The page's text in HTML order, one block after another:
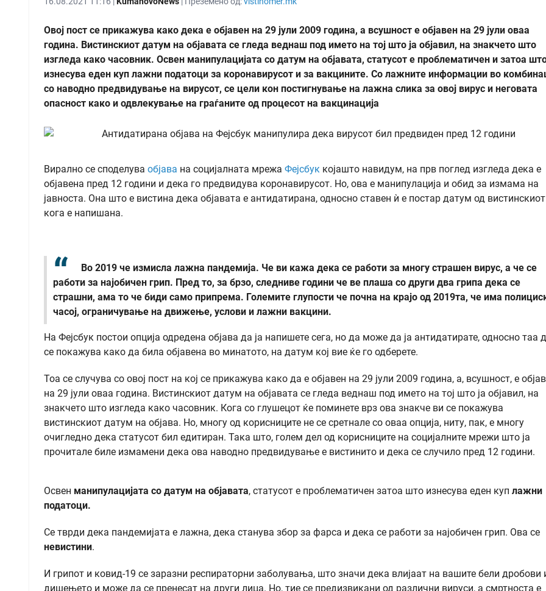
Овој пост се прикажува како дека е објавен на 29 јули 2009 година, а всушност е објавен на 29 јули оваа
година. Вистинскиот датум на објавата се гледа веднаш под името на тој што ја објавил, на знакчето што
изгледа како часовник. Освен манипулацијата со датум на објавата, статусот е проблематичен и затоа
изнесува еден куп лажни податоци за коронавирусот и за вакцините. Со лажните информации во
со наводно предвидување на вирусот, се цели кон постигнување на лажна слика за овој вирус и неговата
опасност како и одвлекување на граѓаните од процесот на вакцинација
Вирално се споделува објава на социјалната мрежа Фејсбук којашто навидум, на прв поглед изгледа дека е
објавена пред 12 години и дека го предвидува коронавирусот. Но, ова е манипулација и обид за измама на
јавноста. Она што е вистина дека објавата е антидатирана, односно ставен ѝ е постар датум од вистинскиот
кога е напишана.
Во 2019 че измисла лажна пандемија. Че ви кажа дека се работи за многу страшен вирус, а че се
работи за најобичен грип. Пред то, за брзо, следниве години че ве плаша со други два грипа дека се
страшни, ама то че биди само припрема. Големите глупости че почна на крајо од 2019та, че има
часој, ограничување на движење, услови и лажни вакцини.
На Фејсбук постои опција одредена објава да ја напишете сега, но да може да ја антидатирате, односно таа
се покажува како да била објавена во минатото, на датум кој вие ќе го одберете.
Тоа се случува со овој пост на кој се прикажува како да е објавен на 29 јули 2009 година, а, всушност, е
на 29 јули оваа година. Вистинскиот датум на објавата се гледа веднаш под името на тој што ја објавил, на
знакчето што изгледа како часовник. Кога со глушецот ќе поминете врз ова знакче ви се покажува
вистинскиот датум на објава. Но, многу од корисниците не се сретнале со оваа опција, ниту, пак, е многу
очигледно дека статусот бил едитиран. Така што, голем дел од корисниците на социјалните мрежи што ја
прочитале биле измамени дека ова наводно предвидување е вистинито и дека се случило пред 12 години.
Освен манипулацијата со датум на објавата, статусот е проблематичен затоа што изнесува еден куп лажни
податоци.
Се тврди дека пандемијата е лажна, дека станува збор за фарса и дека се работи за најобичен грип. Ова се
невистини.
И грипот и ковид-19 се заразни респираторни заболувања, што значи дека влијаат на вашите бели дробови
дишењето и може да се пренесат на други лица. Но, тие се предизвикани од различни вируси, а смртноста е